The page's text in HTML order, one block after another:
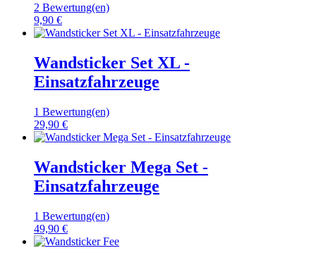
2 Bewertung(en)
9,90 €
Wandsticker Set XL -
Einsatzfahrzeuge
1 Bewertung(en)
29,90 €
Wandsticker Mega Set -
Einsatzfahrzeuge
1 Bewertung(en)
49,90 €